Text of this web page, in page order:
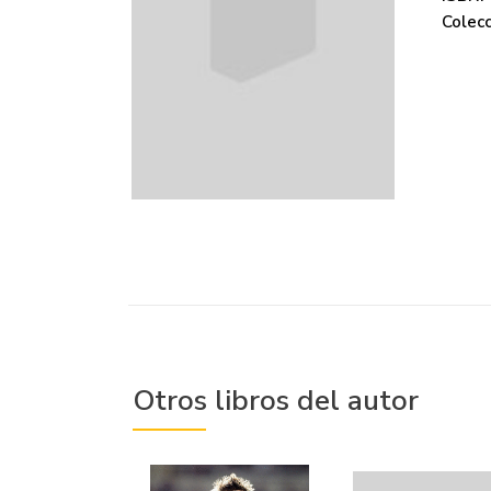
Otros libros del autor